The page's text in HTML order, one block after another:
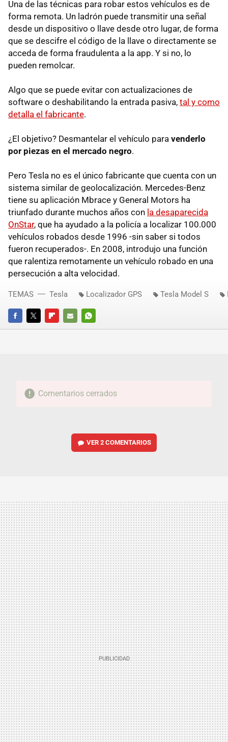
Una de las técnicas para robar estos vehículos es de
forma remota. Un ladrón puede transmitir una señal
desde un dispositivo o llave desde otro lugar, de forma
que se descifre el código de la llave o directamente se
acceda de forma fraudulenta a la app. Y si no, lo
pueden remolcar.
Algo que se puede evitar con actualizaciones de
software o deshabilitando la entrada pasiva, tal y como
detalla el fabricante.
¿El objetivo? Desmantelar el vehículo para venderlo
por piezas en el mercado negro.
Pero Tesla no es el único fabricante que cuenta con un
sistema similar de geolocalización. Mercedes-Benz
tiene su aplicación Mbrace y General Motors ha
triunfado durante muchos años con la desaparecida
OnStar, que ha ayudado a la policía a localizar 100.000
vehículos robados desde 1996 -sin saber si todos
fueron recuperados-. En 2008, introdujo una función
que ralentiza remotamente un vehículo robado en una
persecución a alta velocidad.
FACEBOOKTWITTERFLIPBOARD
E-
WHATSAPP
TEMAS Tesla Localizador GPS Tesla Model S
Comentarios cerrados
VER2 COMENTARIOS